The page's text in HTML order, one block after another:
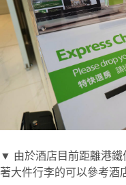
▼ 由於酒店目前距離港鐵
著大件行李的可以參考酒